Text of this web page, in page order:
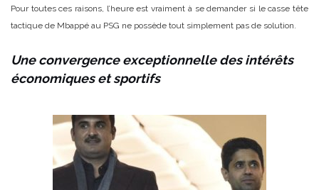
Pour toutes ces raisons, l’heure est vraiment à se demander si le casse tête
tactique de Mbappé au PSG ne possède tout simplement pas de solution.
Une convergence exceptionnelle des intérêts
économiques et sportifs